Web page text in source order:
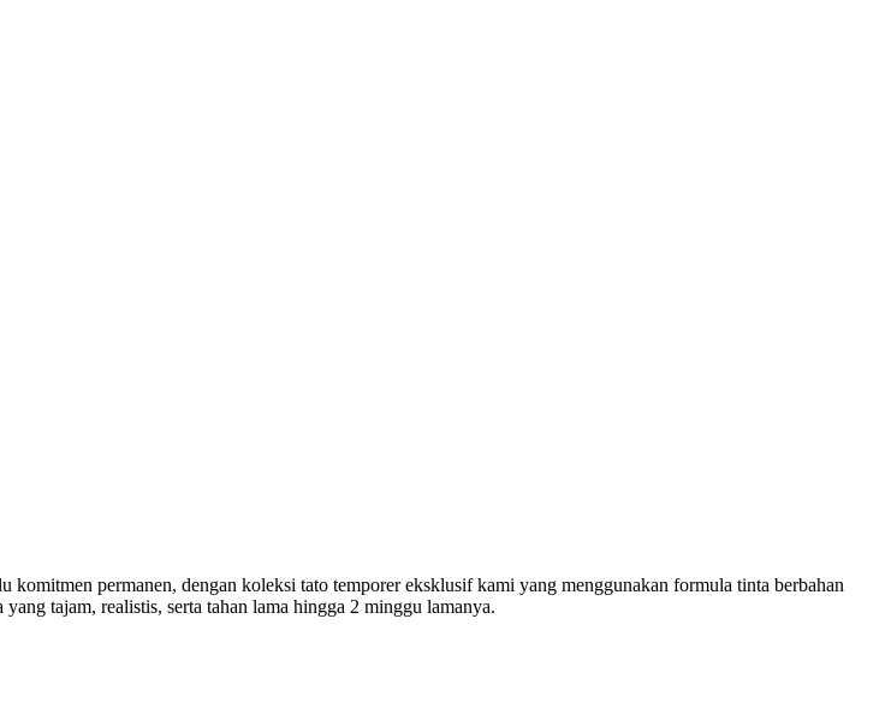
permanen, dengan koleksi tato temporer eksklusif kami yang menggunakan formula tinta berbahan
tajam, realistis, serta tahan lama hingga 2 minggu lamanya.